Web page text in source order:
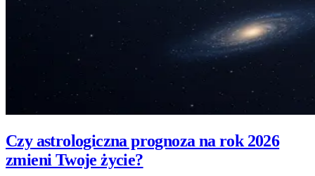
Czy astrologiczna prognoza na rok 2026
zmieni Twoje życie?